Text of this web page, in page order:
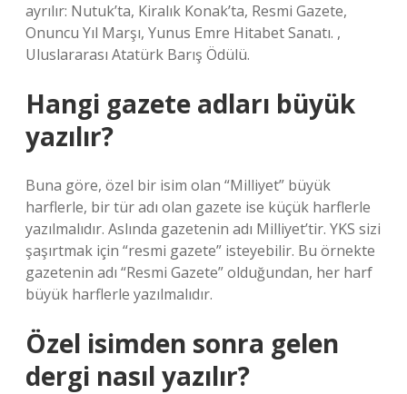
ayrılır: Nutuk’ta, Kiralık Konak’ta, Resmi Gazete,
Onuncu Yıl Marşı, Yunus Emre Hitabet Sanatı. ,
Uluslararası Atatürk Barış Ödülü.
Hangi gazete adları büyük
yazılır?
Buna göre, özel bir isim olan “Milliyet” büyük
harflerle, bir tür adı olan gazete ise küçük harflerle
yazılmalıdır. Aslında gazetenin adı Milliyet’tir. YKS sizi
şaşırtmak için “resmi gazete” isteyebilir. Bu örnekte
gazetenin adı “Resmi Gazete” olduğundan, her harf
büyük harflerle yazılmalıdır.
Özel isimden sonra gelen
dergi nasıl yazılır?